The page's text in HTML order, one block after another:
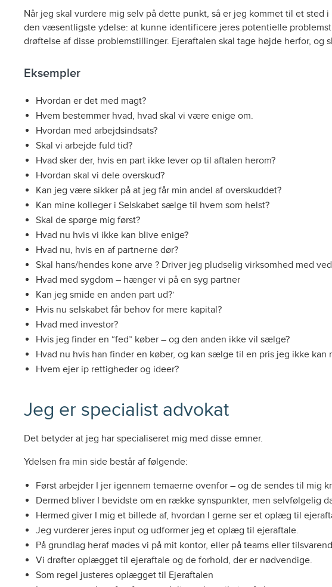
Når jeg skal vurdere mig selv på dette punkt, så er jeg kommet til et
den væsentligste ydelse: at kunne identificere jeres potentielle
drøftelse af disse problemstillinger. Ejeraftalen skal tage højde herfor,
Eksempler
Hvordan er det med magt?
Hvem bestemmer hvad, hvad skal vi være enige om.
Hvordan med arbejdsindsats?
Skal vi arbejde fuld tid?
Hvad sker der, hvis en part ikke lever op til aftalen herom?
Hvordan skal vi dele overskud?
Kan jeg være sikker på at jeg får min andel af overskuddet?
Kan mine kolleger i Selskabet sælge til hvem som helst?
Skal de spørge mig først?
Hvad nu hvis vi ikke kan blive enige?
Hvad nu, hvis en af partnerne dør?
Skal hans/hendes kone arve ? Driver jeg pludselig virksomhed med
Hvad med sygdom – hænger vi på en syg partner
Kan jeg smide en anden part ud?’
Hvis nu selskabet får behov for mere kapital?
Hvad med investor?
Hvis jeg finder en “fed” køber – og den anden ikke vil sælge?
Hvad nu hvis han finder en køber, og kan sælge til en pris jeg ikke kan
Hvem ejer ip rettigheder og ideer?
Jeg er specialist advokat
Det betyder at jeg har specialiseret mig med disse emner.
Ydelsen fra min side består af følgende:
Først arbejder I jer igennem temaerne ovenfor – og de sendes til mig
Dermed bliver I bevidste om en række synspunkter, men selvfølgelig
Hermed giver I mig et billede af, hvordan I gerne ser et oplæg til
Jeg vurderer jeres input og udformer jeg et oplæg til ejeraftale.
På grundlag heraf mødes vi på mit kontor, eller på teams eller
Vi drøfter oplægget til ejeraftale og de forhold, der er nødvendige.
Som regel justeres oplægget til Ejeraftalen